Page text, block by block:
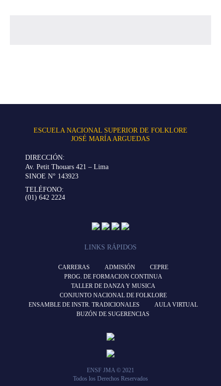
ESCUELA NACIONAL SUPERIOR DE FOLKLORE
JOSÉ MARÍA ARGUEDAS
DIRECCIÓN:
Av. Petit Thouars 421 – Lima
SINOE N° 143923
TELÉFONO:
(01) 642 2224
LINKS RÁPIDOS
CARRERAS ADMISIÓN
CEPRE
PROG. DE FORMACION CONTINUA
TALLER DE DANZA Y MUSICA
CONJUNTO NACIONAL DE FOLKLORE
ENSAMBLE DE INSTR. TRADICIONALES
AULA VIRTUAL
BUZÓN DE SUGERENCIAS
ENSF JMA © 2021
Todos los Derechos Reservados